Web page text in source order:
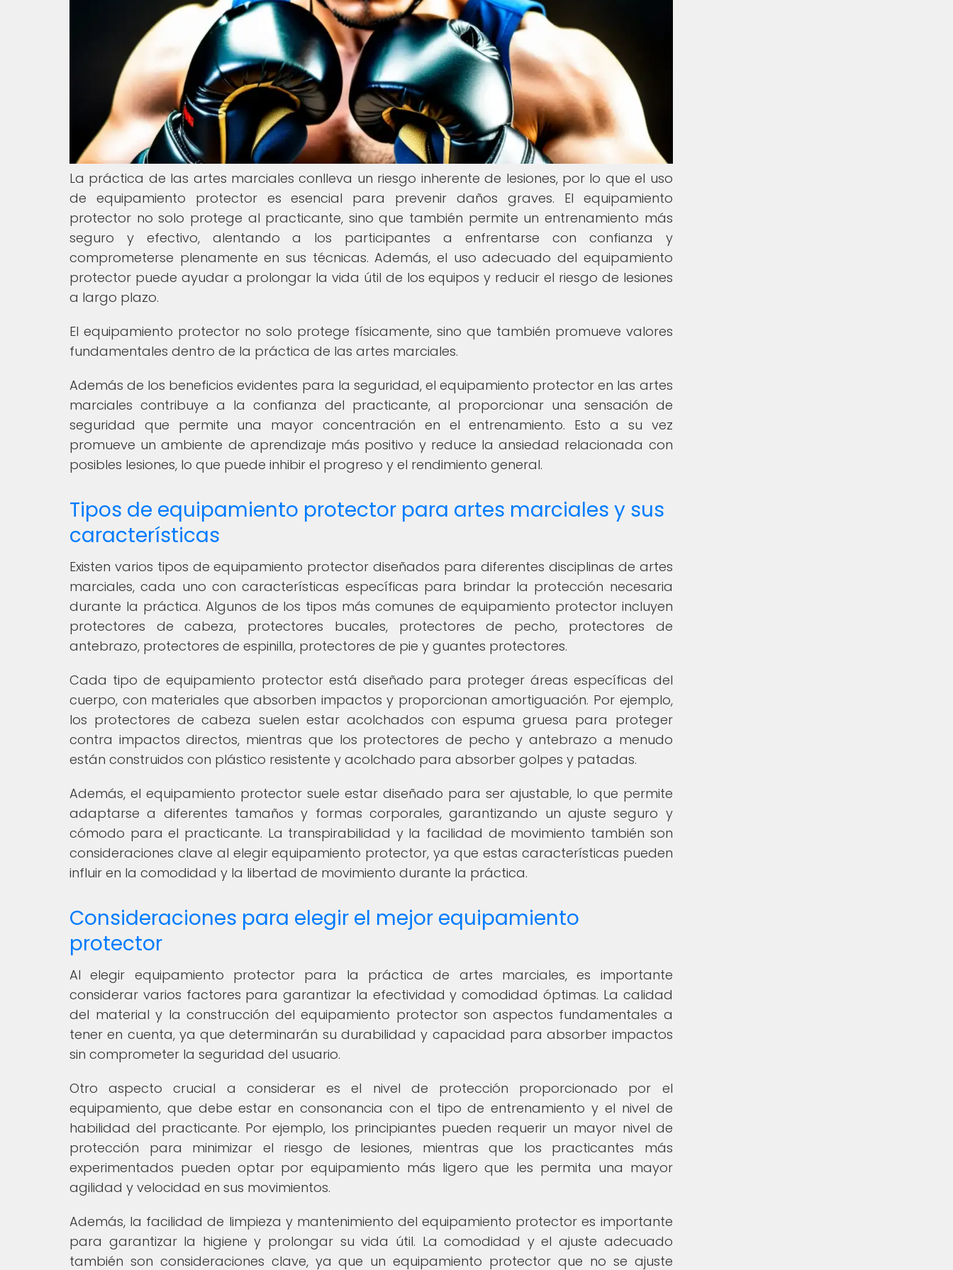
La práctica de las artes marciales conlleva un riesgo inherente de lesiones, por lo que el uso
de equipamiento protector es esencial para prevenir daños graves. El equipamiento
protector no solo protege al practicante, sino que también permite un entrenamiento más
seguro y efectivo, alentando a los participantes a enfrentarse con confianza y
comprometerse plenamente en sus técnicas. Además, el uso adecuado del equipamiento
protector puede ayudar a prolongar la vida útil de los equipos y reducir el riesgo de lesiones
a largo plazo.
El equipamiento protector no solo protege físicamente, sino que también promueve valores
fundamentales dentro de la práctica de las artes marciales.
Además de los beneficios evidentes para la seguridad, el equipamiento protector en las artes
marciales contribuye a la confianza del practicante, al proporcionar una sensación de
seguridad que permite una mayor concentración en el entrenamiento. Esto a su vez
promueve un ambiente de aprendizaje más positivo y reduce la ansiedad relacionada con
posibles lesiones, lo que puede inhibir el progreso y el rendimiento general.
Tipos de equipamiento protector para artes marciales y sus
características
Existen varios tipos de equipamiento protector diseñados para diferentes disciplinas de artes
marciales, cada uno con características específicas para brindar la protección necesaria
durante la práctica. Algunos de los tipos más comunes de equipamiento protector incluyen
protectores de cabeza, protectores bucales, protectores de pecho, protectores de
antebrazo, protectores de espinilla, protectores de pie y guantes protectores.
Cada tipo de equipamiento protector está diseñado para proteger áreas específicas del
cuerpo, con materiales que absorben impactos y proporcionan amortiguación. Por ejemplo,
los protectores de cabeza suelen estar acolchados con espuma gruesa para proteger
contra impactos directos, mientras que los protectores de pecho y antebrazo a menudo
están construidos con plástico resistente y acolchado para absorber golpes y patadas.
Además, el equipamiento protector suele estar diseñado para ser ajustable, lo que permite
adaptarse a diferentes tamaños y formas corporales, garantizando un ajuste seguro y
cómodo para el practicante. La transpirabilidad y la facilidad de movimiento también son
consideraciones clave al elegir equipamiento protector, ya que estas características pueden
influir en la comodidad y la libertad de movimiento durante la práctica.
Consideraciones para elegir el mejor equipamiento
protector
Al elegir equipamiento protector para la práctica de artes marciales, es importante
considerar varios factores para garantizar la efectividad y comodidad óptimas. La calidad
del material y la construcción del equipamiento protector son aspectos fundamentales a
tener en cuenta, ya que determinarán su durabilidad y capacidad para absorber impactos
sin comprometer la seguridad del usuario.
Otro aspecto crucial a considerar es el nivel de protección proporcionado por el
equipamiento, que debe estar en consonancia con el tipo de entrenamiento y el nivel de
habilidad del practicante. Por ejemplo, los principiantes pueden requerir un mayor nivel de
protección para minimizar el riesgo de lesiones, mientras que los practicantes más
experimentados pueden optar por equipamiento más ligero que les permita una mayor
agilidad y velocidad en sus movimientos.
Además, la facilidad de limpieza y mantenimiento del equipamiento protector es importante
para garantizar la higiene y prolongar su vida útil. La comodidad y el ajuste adecuado
también son consideraciones clave, ya que un equipamiento protector que no se ajuste